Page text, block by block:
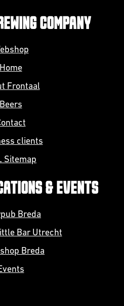
COMPANY
Home
Frontaal
Beers
clients
Sitemap
& EVENTS
Breda
Bar Utrecht
Breda